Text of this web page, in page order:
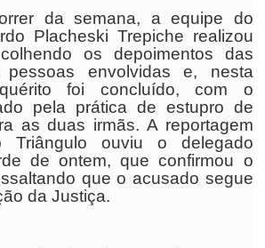
da semana, a equipe do
Placheski Trepiche realizou
os depoimentos das
envolvidas e, nesta
foi concluído, com o
pela prática de estupro de
as duas irmãs. A reportagem
Triângulo ouviu o delegado
de ontem, que confirmou o
que o acusado segue
da Justiça.